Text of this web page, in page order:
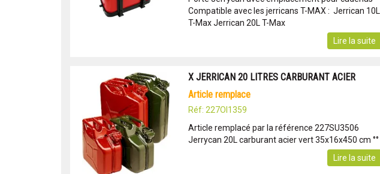
Compatible avec les jerricans T-MAX : Jerrican 10L
T-Max Jerrican 20L T-Max
Lire la suite
X JERRICAN 20 LITRES CARBURANT ACIER
article remplace
Réf: 227OI1359
Article remplacé par la référence 227SU3506
Jerrycan 20L carburant acier vert 35x16x450 cm °°
Lire la suite